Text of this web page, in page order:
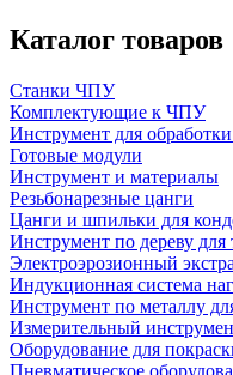
Каталог товаров
Станки ЧПУ
Комплектующие к ЧПУ
Инструмент для обработки
Готовые модули
Инструмент и материалы
Резьбонарезные цанги
Цанги и шпильки для
Инструмент по дереву для
Электроэрозионный
Индукционная система
Инструмент по металлу
Измерительный
Оборудование для
Пневматическое